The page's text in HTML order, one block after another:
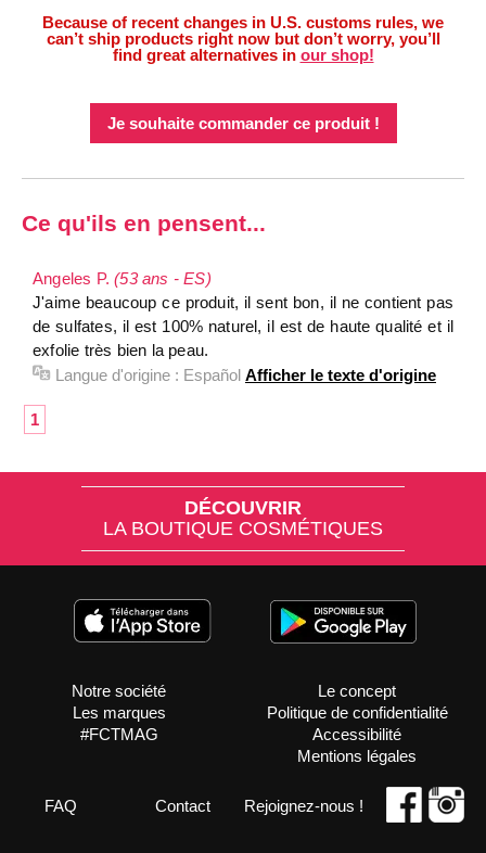
Because of recent changes in U.S. customs rules, we
can’t ship products right now but don’t worry, you’ll
find great alternatives in our shop!
Je souhaite commander ce produit !
Ce qu'ils en pensent...
Angeles P.(53 ans - ES)
J'aime beaucoup ce produit, il sent bon, il ne contient pas
de sulfates, il est 100% naturel, il est de haute qualité et il
exfolie très bien la peau.
Langue d'origine : Español Afficher le texte d'origine
1
DÉCOUVRIR
LA BOUTIQUE COSMÉTIQUES
Notre société
Les marques
#FCTMAG
Le concept
Politique de confidentialité
Accessibilité
Mentions légales
FAQ Contact Rejoignez-nous !